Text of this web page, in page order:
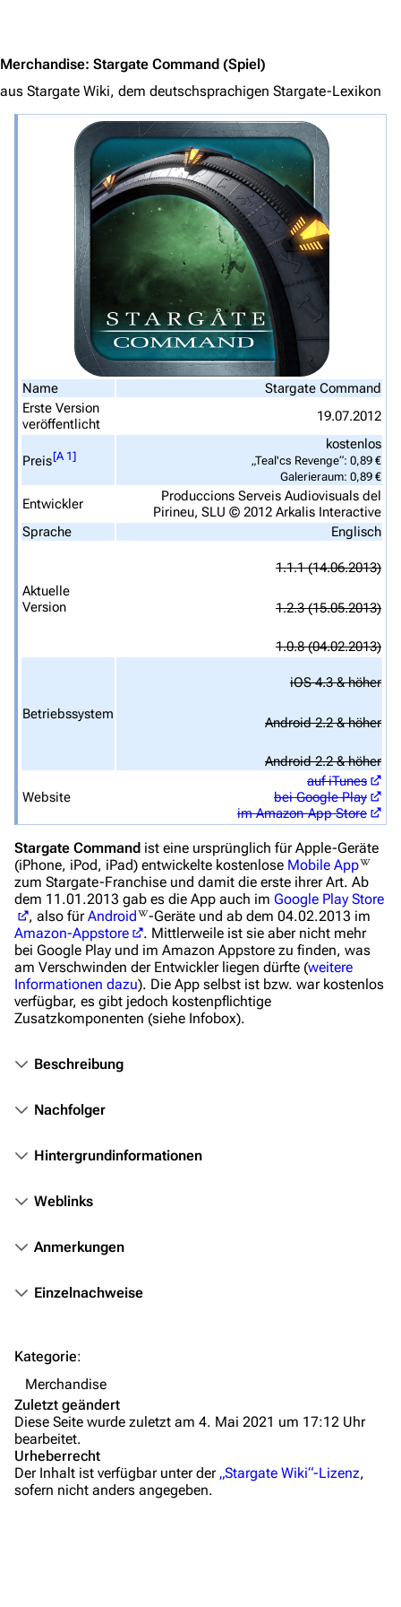
3639 2133 346.366
Navigation
Hauptseite
Von A bis Z
Zufälliger Artikel
Datei hochladen
Filme und Serien
Stargate-Romane
Das Stargate-Universum
Themenportal
Personen
Völker
Orte
Objekte
Fanprojekte
Themengruppen
Administrations-Übersicht
Vandalismus melden
Merchandise: Stargate Command (Spiel)
aus Stargate Wiki, dem deutschsprachigen Stargate-Lexikon
Name
Stargate Command
Erste Version
veröffentlicht
19.07.2012
Preis[A 1]
kostenlos
„Teal'cs Revenge“: 0,89 €
Galerieraum: 0,89 €
Entwickler
Produccions Serveis Audiovisuals del
Pirineu, SLU © 2012 Arkalis Interactive
Sprache
Englisch
Aktuelle
Version
1.1.1(14.06.2013)
1.2.3(15.05.2013)
1.0.8(04.02.2013)
Betriebssystem
iOS 4.3 & höher
Android 2.2 & höher
Android 2.2 & höher
Website
auf iTunes
bei Google Play
im Amazon-App Store
Stargate Command ist eine ursprünglich für Apple-Geräte
(iPhone, iPod, iPad) entwickelte kostenlose Mobile App
zum Stargate-Franchise und damit die erste ihrer Art. Ab
dem 11.01.2013 gab es die App auch im Google Play Store
, also fürAndroid
-Geräte und ab dem 04.02.2013 im
Amazon-Appstore
. Mittlerweile ist sie aber nicht mehr
bei Google Play und im Amazon Appstore zu finden, was
am Verschwinden der Entwickler liegen dürfte (weitere
Informationen dazu). Die App selbst ist bzw. war kostenlos
verfügbar, es gibt jedoch kostenpflichtige
Zusatzkomponenten (siehe Infobox).
Beschreibung
Nachfolger
Hintergrundinformationen
Weblinks
Anmerkungen
Einzelnachweise
Kategorie:
Merchandise
Zuletzt geändert
Diese Seite wurde zuletzt am 4. Mai 2021 um 17:12 Uhr
bearbeitet.
Urheberrecht
Der Inhalt ist verfügbar unter der „Stargate Wiki“-Lizenz,
sofern nicht anders angegeben.